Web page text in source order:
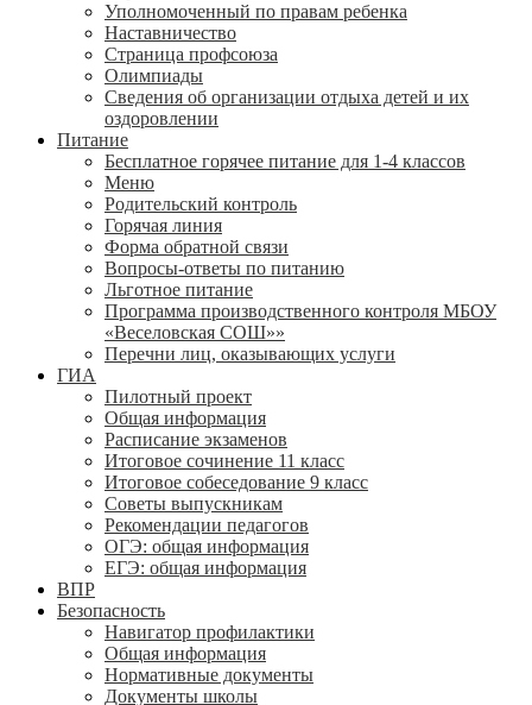
Уполномоченный по правам ребенка
Наставничество
Страница профсоюза
Олимпиады
Сведения об организации отдыха детей и их
оздоровлении
Питание
Бесплатное горячее питание для 1-4 классов
Меню
Родительский контроль
Горячая линия
Форма обратной связи
Вопросы-ответы по питанию
Льготное питание
Программа производственного контроля МБОУ
«Веселовская СОШ»»
Перечни лиц, оказывающих услуги
ГИА
Пилотный проект
Общая информация
Расписание экзаменов
Итоговое сочинение 11 класс
Итоговое собеседование 9 класс
Советы выпускникам
Рекомендации педагогов
ОГЭ: общая информация
ЕГЭ: общая информация
ВПР
Безопасность
Навигатор профилактики
Общая информация
Нормативные документы
Документы школы